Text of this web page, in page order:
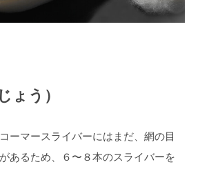
ょう）
ーマースライバーにはまだ、網の目
あるため、６〜８本のスライバーを